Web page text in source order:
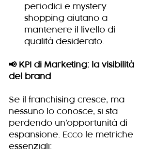
periodici e mystery
shopping aiutano a
mantenere il livello di
qualità desiderato.
📢 KPI di Marketing: la visibilità
del brand
Se il franchising cresce, ma
nessuno lo conosce, si sta
perdendo un’opportunità di
espansione. Ecco le metriche
essenziali: